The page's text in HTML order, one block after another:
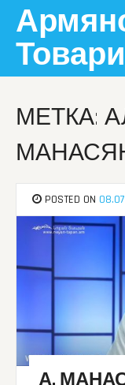
content
МЕТКА:
POSTED ON
А.